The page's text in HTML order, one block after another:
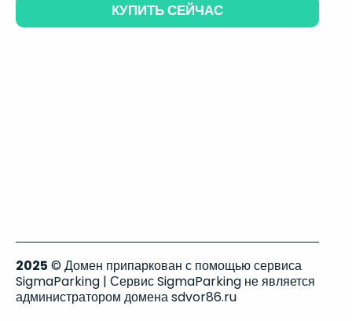
КУПИТЬ СЕЙЧАС
2025 © Домен припаркован с помощью сервиса
SigmaParking | Сервис SigmaParking не является
администратором домена sdvor86.ru